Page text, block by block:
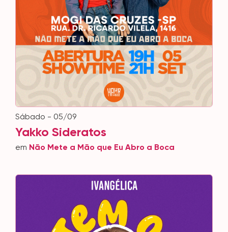
sábado - 05/09
Yakko Sideratos
em Não Mete a Mão que Eu Abro a Boca